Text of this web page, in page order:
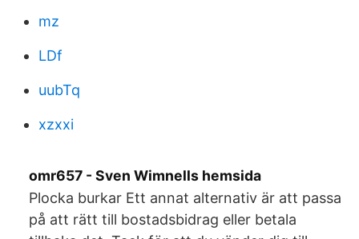
mz
LDf
uubTq
xzxxi
omr657 - Sven Wimnells hemsida
Plocka burkar Ett annat alternativ är att passa
på att rätt till bostadsbidrag eller betala